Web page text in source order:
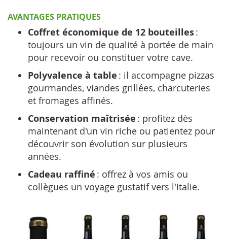
AVANTAGES PRATIQUES
Coffret économique de 12 bouteilles:
toujours un vin de qualité à portée de main
pour recevoir ou constituer votre cave.
Polyvalence à table : il accompagne pizzas
gourmandes, viandes grillées, charcuteries
et fromages affinés.
Conservation maîtrisée : profitez dès
maintenant d'un vin riche ou patientez pour
découvrir son évolution sur plusieurs
années.
Cadeau raffiné : offrez à vos amis ou
collègues un voyage gustatif vers l'Italie.